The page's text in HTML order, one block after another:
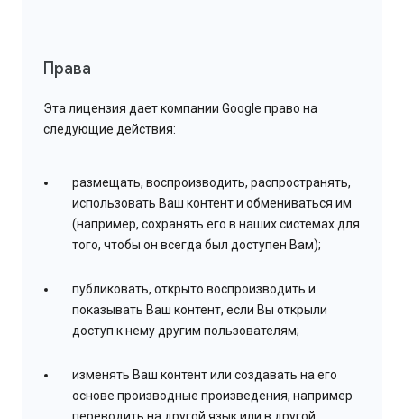
Права
Эта лицензия дает компании Google право на
следующие действия:
размещать, воспроизводить, распространять,
использовать Ваш контент и обмениваться им
(например, сохранять его в наших системах для
того, чтобы он всегда был доступен Вам);
публиковать, открыто воспроизводить и
показывать Ваш контент, если Вы открыли
доступ к нему другим пользователям;
изменять Ваш контент или создавать на его
основе производные произведения, например